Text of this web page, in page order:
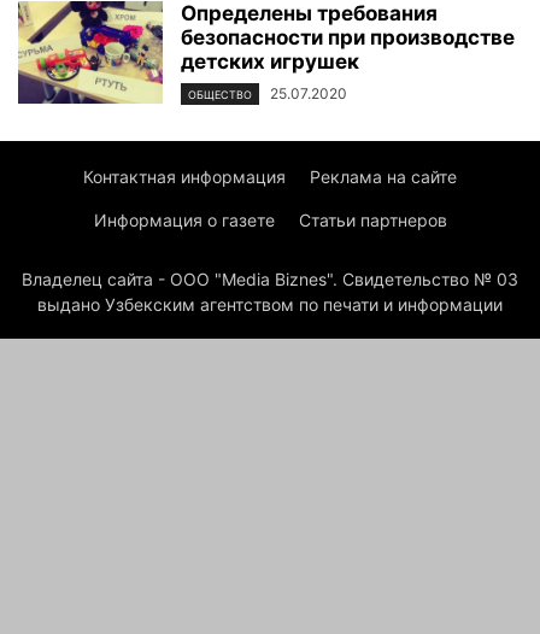
Определены требования
безопасности при производстве
детских игрушек
ОБЩЕСТВО 25.07.2020
Контактная информация Реклама на сайте
Информация о газете Статьи партнеров
Владелец сайта - ООО "Media Biznes". Свидетельство № 03
выдано Узбекским агентством по печати и информации